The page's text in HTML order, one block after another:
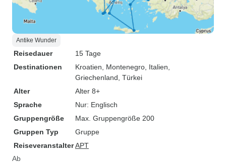
Antike Wunder
Reisedauer
15 Tage
Destinationen
Kroatien , Montenegro , Italien
Griechenland , Türkei
Alter
Alter 8+
Sprache
Nur: Englisch
Gruppengröße
Max. Gruppengröße 200
Gruppen Typ
Gruppe
ReiseveranstalterAPT
Ab